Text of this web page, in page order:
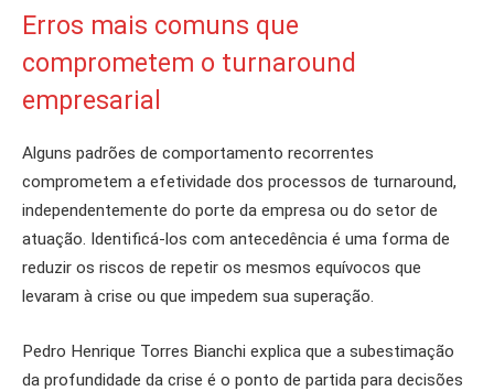
Erros mais comuns que
comprometem o turnaround
empresarial
Alguns padrões de comportamento recorrentes
comprometem a efetividade dos processos de turnaround,
independentemente do porte da empresa ou do setor de
atuação. Identificá-los com antecedência é uma forma de
reduzir os riscos de repetir os mesmos equívocos que
levaram à crise ou que impedem sua superação.
Pedro Henrique Torres Bianchi explica que a subestimação
da profundidade da crise é o ponto de partida para decisões